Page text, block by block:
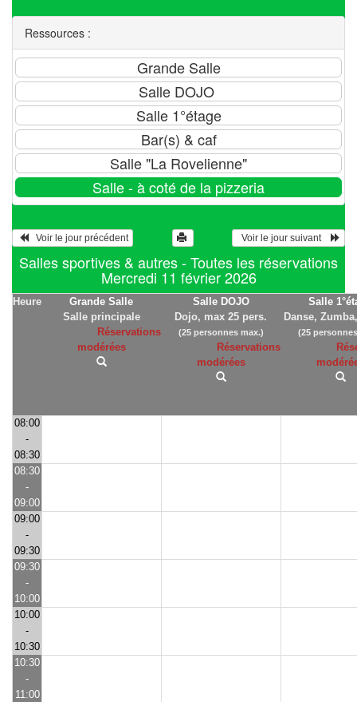
Ressources :
   Voir le jour précédent
  Voir le jour suivant
Salles sportives & autres - Toutes les réservations
Mercredi 11 février 2026
Heure
Grande Salle
Salle principale
Réservations
modérées
Salle DOJO
Dojo, max 25 pers.
(25 personnes max.)
Réservations
modérées
Salle
Danse,
(25
08:00
-
08:30
08:30
-
09:00
09:00
-
09:30
09:30
-
10:00
10:00
-
10:30
10:30
-
11:00